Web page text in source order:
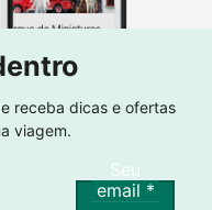
receba dicas e ofertas
viagem.
Seu
email *